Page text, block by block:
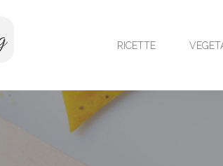
RICETTE